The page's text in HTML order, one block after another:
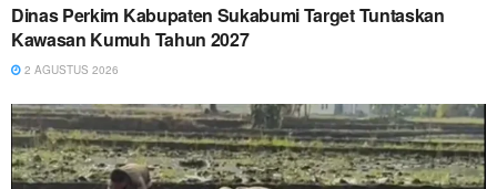
Dinas Perkim Kabupaten Sukabumi Target Tuntaskan
Kawasan Kumuh Tahun 2027
2 AGUSTUS 2026